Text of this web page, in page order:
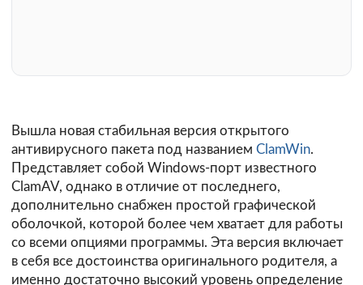
Вышла новая стабильная версия открытого
антивирусного пакета под названием ClamWin.
Представляет собой Windows-порт известного
ClamAV, однако в отличие от последнего,
дополнительно снабжен простой графической
оболочкой, которой более чем хватает для работы
со всеми опциями программы. Эта версия включает
в себя все достоинства оригинального родителя, а
именно достаточно высокий уровень определение